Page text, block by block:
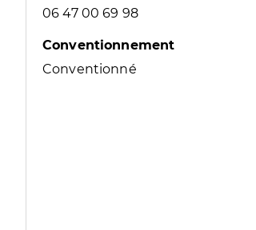
06 47 00 69 98
Conventionnement
Conventionné